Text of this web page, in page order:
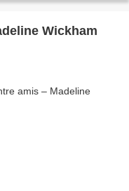
Wickham